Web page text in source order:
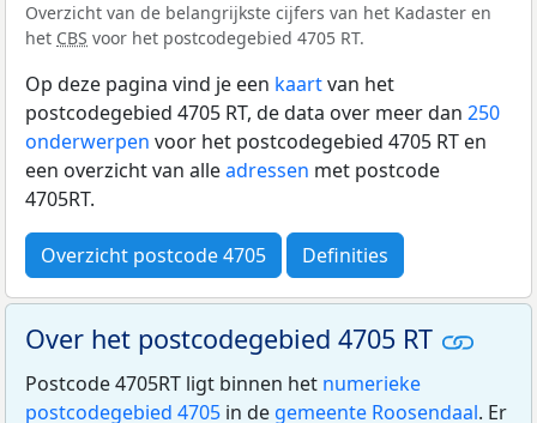
Overzicht van de belangrijkste cijfers van het Kadaster en
het CBS voor het postcodegebied 4705 RT.
Op deze pagina vind je een kaartvan het
postcodegebied 4705 RT, de data over meer dan 250
onderwerpen voor het postcodegebied 4705 RT en
een overzicht van alleadressen met postcode
4705RT.
Overzicht postcode 4705 Definities
Over het postcodegebied 4705 RT
Postcode 4705RT ligt binnen het numerieke
postcodegebied 4705 in de gemeente Roosendaal. Er